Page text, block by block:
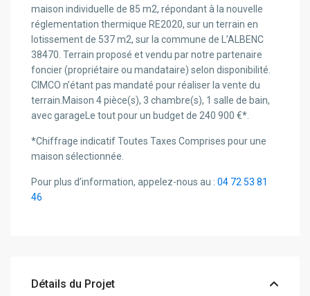
maison individuelle de 85 m2, répondant à la nouvelle
réglementation thermique RE2020, sur un terrain en
lotissement de 537 m2, sur la commune de L’ALBENC
38470. Terrain proposé et vendu par notre partenaire
foncier (propriétaire ou mandataire) selon disponibilité.
CIMCO n’étant pas mandaté pour réaliser la vente du
terrain.Maison 4 pièce(s), 3 chambre(s), 1 salle de bain,
avec garageLe tout pour un budget de 240 900 €*.
*Chiffrage indicatif Toutes Taxes Comprises pour une
maison sélectionnée.
Pour plus d’information, appelez-nous au :04 72 53 81
46
Détails du Projet